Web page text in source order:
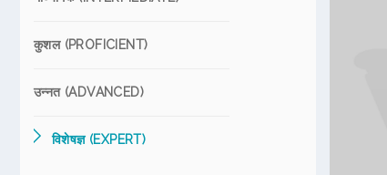
कुशल (PROFICIENT)
उन्नत (ADVANCED)
विशेषज्ञ (EXPERT)